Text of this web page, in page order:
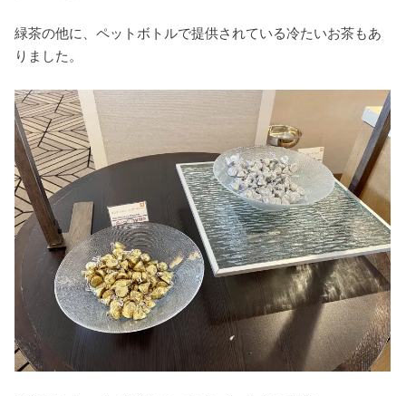
緑茶の他に、ペットボトルで提供されている冷たいお茶もあ
りました。